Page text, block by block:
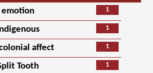
1
emotion
1
1
affect
1
Tooth